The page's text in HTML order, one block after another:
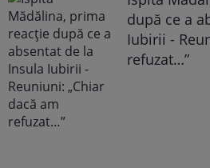
după ce a
Iubirii -
refuzat…”